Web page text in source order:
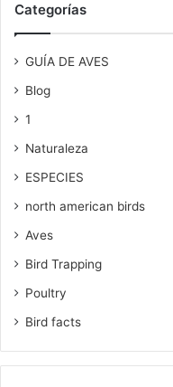
Categorías
GUÍA DE AVES
Blog
1
Naturaleza
ESPECIES
north american birds
Aves
Bird Trapping
Poultry
Bird facts